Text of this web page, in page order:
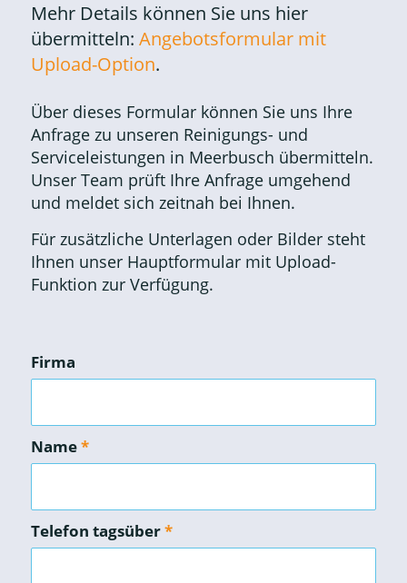
Mehr Details können Sie uns hier
übermitteln: Angebotsformular mit
Upload-Option.
Über dieses Formular können Sie uns Ihre
Anfrage zu unseren Reinigungs- und
Serviceleistungen in Meerbusch übermitteln.
Unser Team prüft Ihre Anfrage umgehend
und meldet sich zeitnah bei Ihnen.
Für zusätzliche Unterlagen oder Bilder steht
Ihnen unser Hauptformular mit Upload-
Funktion zur Verfügung.
Firma
Name*
Telefon tagsüber*